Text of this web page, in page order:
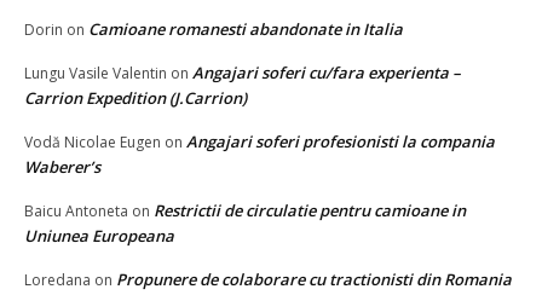
Dorin on Camioane romanesti abandonate in Italia
Lungu Vasile Valentin on Angajari soferi cu/fara experienta –
Carrion Expedition (J.Carrion)
Vodă Nicolae Eugen on Angajari soferi profesionisti la compania
Waberer’s
Baicu Antoneta on Restrictii de circulatie pentru camioane in
Uniunea Europeana
Loredana on Propunere de colaborare cu tractionisti din Romania